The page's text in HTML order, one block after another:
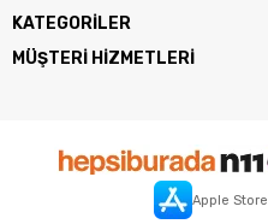
KATEGORİLER
MÜŞTERİ HİZMETLERİ
Apple Store